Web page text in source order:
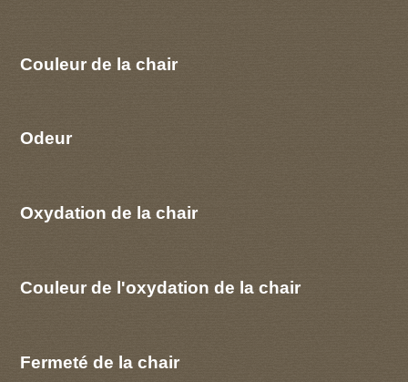
Couleur de la chair
Odeur
Oxydation de la chair
Couleur de l'oxydation de la chair
Fermeté de la chair